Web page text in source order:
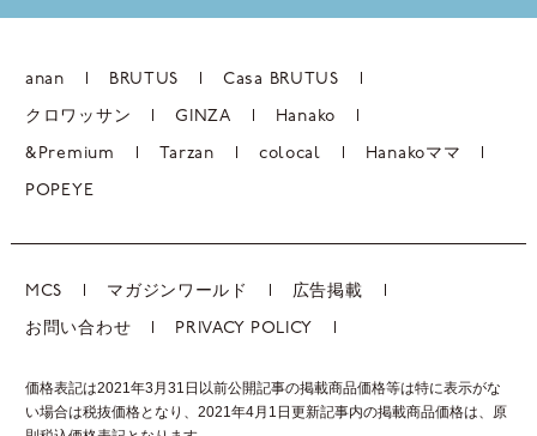
anan BRUTUS Casa BRUTUS
クロワッサン GINZA Hanako
&Premium Tarzan colocal Hanakoママ
POPEYE
MCS マガジンワールド 広告掲載
お問い合わせ PRIVACY POLICY
価格表記は2021年3月31日以前公開記事の掲載商品価格等は特に表示がな
い場合は税抜価格となり、2021年4月1日更新記事内の掲載商品価格は、 原